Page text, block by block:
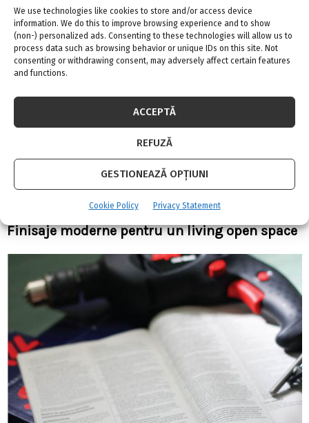
We use technologies like cookies to store and/or access device
information. We do this to improve browsing experience and to show
(non-) personalized ads. Consenting to these technologies will allow us to
process data such as browsing behavior or unique IDs on this site. Not
consenting or withdrawing consent, may adversely affect certain features
and functions.
ACCEPTĂ
REFUZĂ
GESTIONEAZĂ OPȚIUNI
Cookie Policy Privacy Statement
Finisaje moderne pentru un living open space